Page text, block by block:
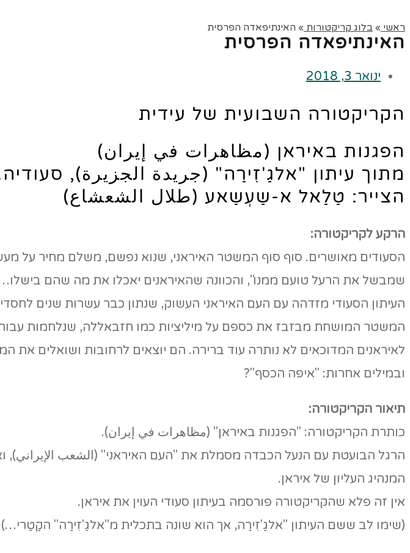
ראשי » בלוג קריקטורות » האינתיפאדה הפרסית
האינתיפאדה הפרסית
ינואר 3, 2018
הקריקטורה השבועית של עידית
הפגנות באיראן (مظاهرات في إيران)
מתוך עיתון "אלגַ'זִירַה" (جريدة الجزيرة),
הצייר: טַלַאל א-שַעְשַאע (طلال الشعشاع)
הרקע לקריקטורה:
הסעודים מאושרים. סוף סוף המשטר האיראני, שנוא נפשם, משלם מחיר על
שמבשל את הרעל טועם ממנו", והכוונה שהאיראנים יאכלו את מה שהם
העיתון הסעודי מזדהה עם העם האיראני העשוק, שנתון כבר עשרות שנים
המשטר המושחת מבזבז את כספם על מיליציות כמו חזבאללה, שנלחמות
לאיראנים המדוכאים לא נותרה עוד ברירה. הם יוצאים לרחובות ושואלים את
ובמילים אחרות: "איפה הכסף"?
תיאור הקריקטורה:
כותרת הקריקטורה: "הפגנות באיראן" (مظاهرات في إيران).
הרגל הבועטת עם הנעל הכבדה מסמלת את "העם האיראני" (الشعب الإيراني),
המנהיג העליון של איראן.
אין זה פלא שהקריקטורה פורסמה בעיתון סעודי העוין את איראן.
(שימו לב ששם העיתון "אלגַ'זִירַה, אך הוא שונה בתכלית מ"אלגַ'זִירַה" הקַטַרי…)